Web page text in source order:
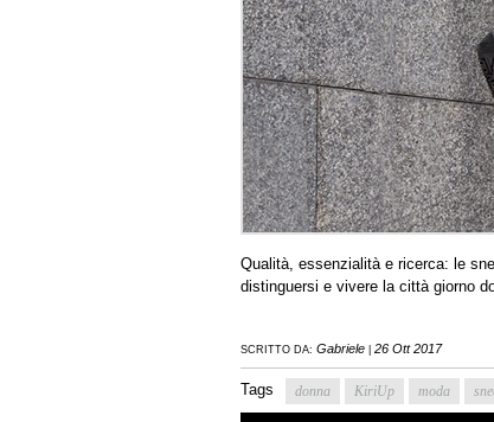
Qualità, essenzialità e ricerca: le
distinguersi e vivere la città giorno
SCRITTO DA: Gabriele 26 Ott 2017
Tags donna KiriUp moda